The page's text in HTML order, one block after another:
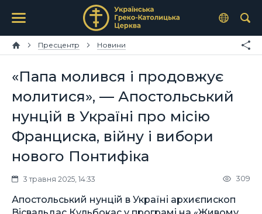
Пресцентр Новини
«Папа молився і продовжує
молитися», — Апостольський
нунцій в Україні про місію
Франциска, війну і вибори
нового Понтифіка
3 травня 2025, 14:33 309
Апостольський нунцій в Україні архиєпископ